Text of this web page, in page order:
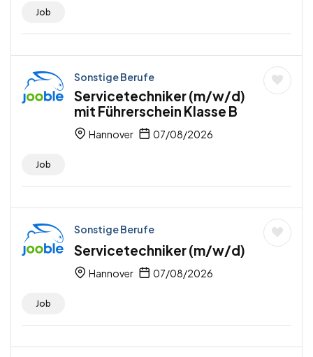
Job
Sonstige Berufe
Servicetechniker (m/w/d)
mit Führerschein Klasse B
Hannover 07/08/2026
Job
Sonstige Berufe
Servicetechniker (m/w/d)
Hannover 07/08/2026
Job